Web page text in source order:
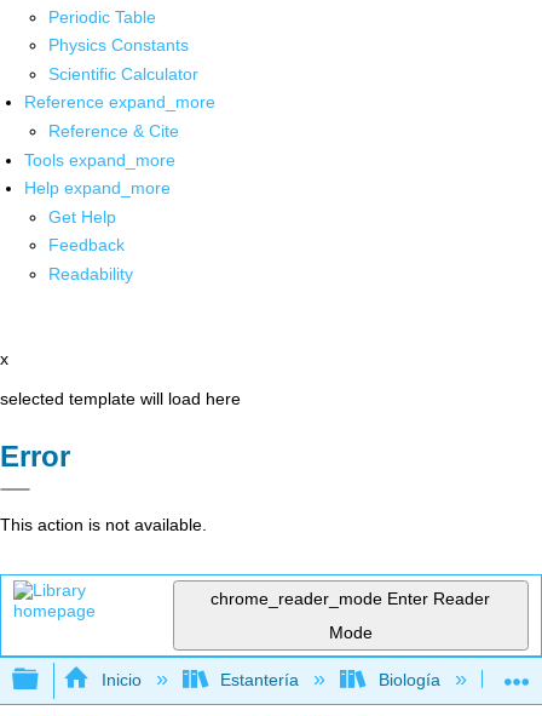
Periodic Table
Physics Constants
Scientific Calculator
Reference expand_more
Reference & Cite
Tools expand_more
Help expand_more
Get Help
Feedback
Readability
x
selected template will load here
Error
This action is not available.
chrome_reader_mode Enter Reader
Mode
Expandir/contraer jerarquía global
Inicio Estantería Biología